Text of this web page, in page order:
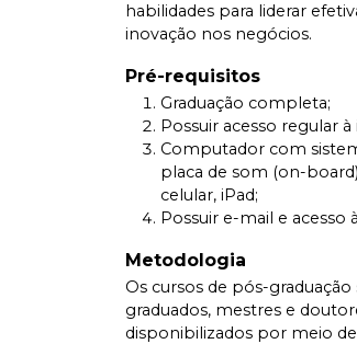
habilidades para liderar
inovação nos negócios.
Pré-requisitos
Graduação completa;
Possuir acesso regular
Computador com
placa de som (on-
celular, iPad;
Possuir e-mail e
Metodologia
Os cursos de pós-
graduados, mestres e
disponibilizados por meio